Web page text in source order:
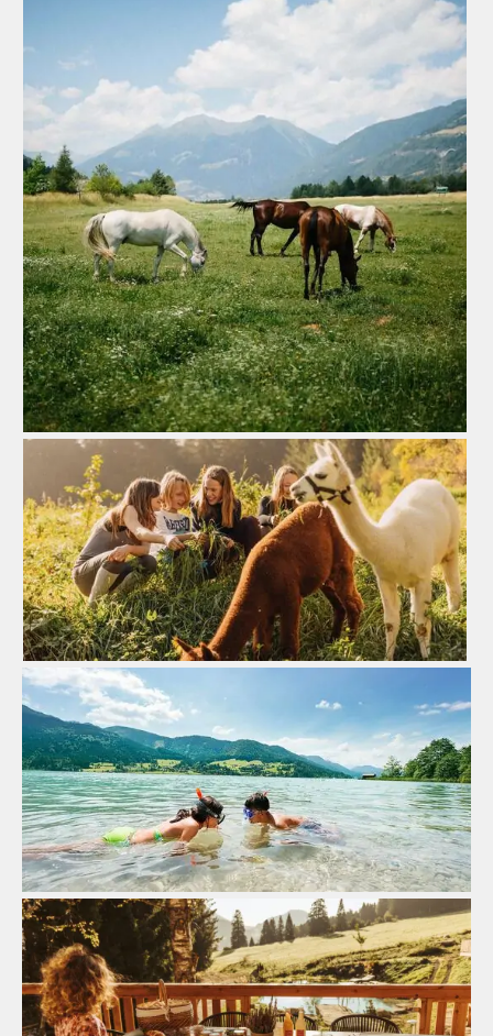
Ein Traum für Reiter
Zur Reitanlage
Bio Bauernhof
Zum Bauernhof
Wasserreich
Zum Strand
Kulinarik